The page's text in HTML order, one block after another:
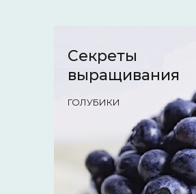
Секреты
выращивания
ГОЛУБИКИ